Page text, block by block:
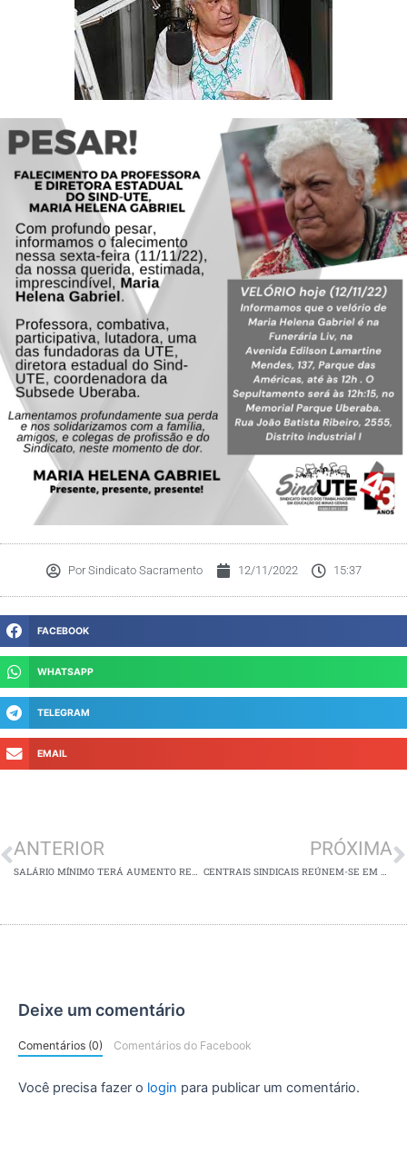
PorSindicato Sacramento 12/11/2022 15:37
FACEBOOK
WHATSAPP
TELEGRAM
EMAIL
ANTERIOR
SALÁRIO MÍNIMO TERÁ AUMENTO REAL DE CERCA DE 1,4% APÓS POSSE DE LULA EM 2023
PRÓXIMA
CENTRAIS SINDICAIS REÚNEM-SE EM BRASÍLIA COM MINISTROS DO TST E DO TRABALHO
Deixe um comentário
Comentários (0) Comentários do Facebook
Você precisa fazer o login para publicar um comentário.